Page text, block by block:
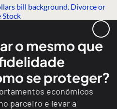
o mesmo que
se proteger?
econômicos
parceiro e levar a